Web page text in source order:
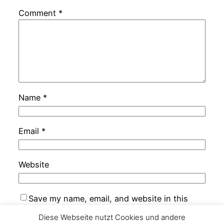
Comment *
Name *
Email *
Website
Save my name, email, and website in this
Diese Webseite nutzt Cookies und andere